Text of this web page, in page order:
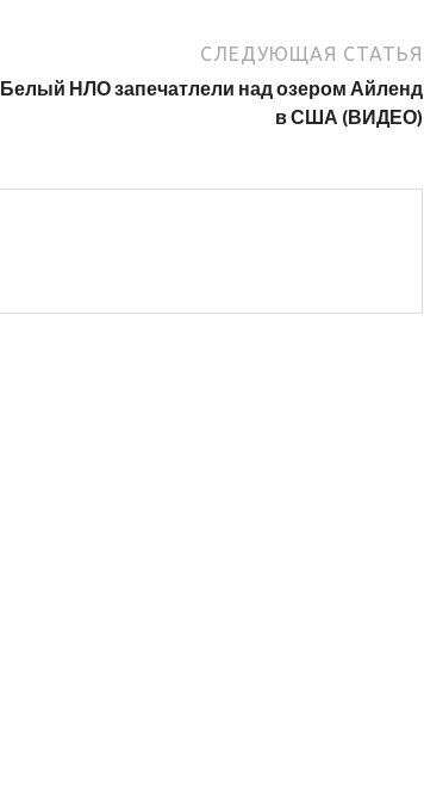
СЛЕДУЮЩАЯ СТАТЬЯ
Белый НЛО запечатлели над озером Айленд
в США (ВИДЕО)